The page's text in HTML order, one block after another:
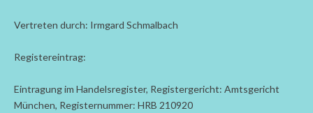
Vertreten durch: Irmgard Schmalbach
Registereintrag:
Eintragung im Handelsregister, Registergericht: Amtsgericht
München, Registernummer: HRB 210920